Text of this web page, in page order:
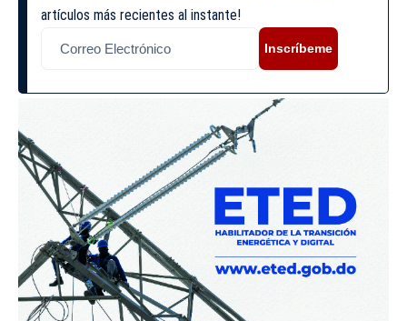
artículos más recientes al instante!
Inscríbeme